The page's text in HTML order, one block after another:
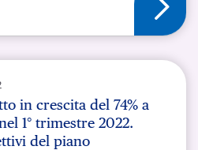
in crescita del 74% a
1° trimestre 2022.
del piano